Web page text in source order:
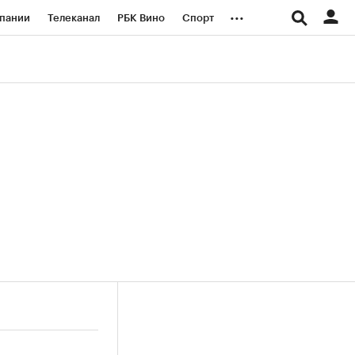
Телеканал РБК Вино Спорт ...